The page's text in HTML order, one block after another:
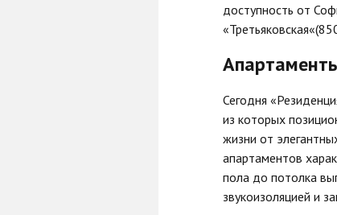
доступность от
Сегодня
из которых
жизни от
апартаментов
пола до потолка
звукоизоляцией и